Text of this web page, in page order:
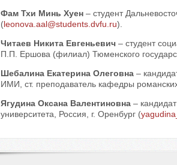
Фам Тхи Минь Хуен – студент
(leonova.aal@students.dvfu.ru).
Читаев Никита Евгеньевич – студент
П.П. Ершова (филиал) Тюменского
Шебалина Екатерина Олеговна–
ИМИ, ст. преподаватель кафедры
Ягудина Оксана Валентиновна –
университета, Россия, г. Оренбург (